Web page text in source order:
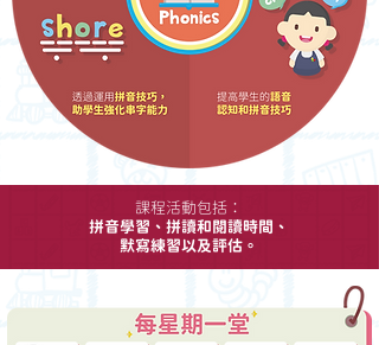
課程活動包括：
拼音學習、拼讀和閱讀時間、
默寫練習以及評估。